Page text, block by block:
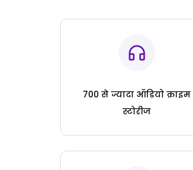
700 से ज्यादा ऑडियो क्राइम
स्टोरीज